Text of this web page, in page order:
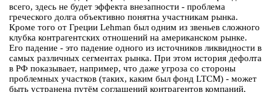
всего, здесь не будет эффекта внезапности - проблема
греческого долга объективно понятна участникам рынка.
Кроме того от Греции Lehman был одним из звеньев сложного
клубка контрагентских отношений на американском рынке.
Его падение - это падение одного из источников ликвидности в
самых различных сегментах рынка. При этом история дефолта
в РФ показывает, например, что даже угроза со стороны
проблемных участков (таких, каким был фонд LTCM) - может
быть устранена путём соглашений контрагентов компаний,